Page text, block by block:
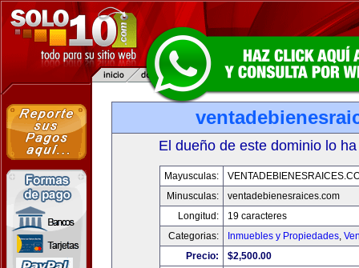
El dueño de este dominio lo
Mayusculas:
Minusculas:
ventadebienesraices.com
Longitud:
19 caracteres
Categorias:
Inmuebles y Propiedades,
Precio:
$2,500.00